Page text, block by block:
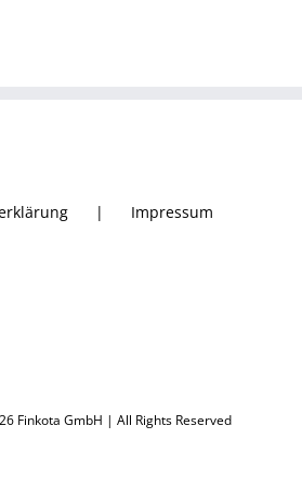
Impressum
Finkota GmbH | All Rights Reserved